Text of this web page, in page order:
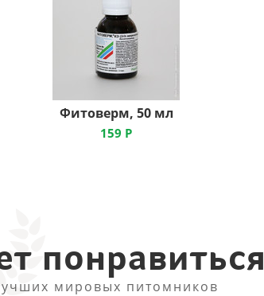
Фитоверм, 50 мл
159 Р
понравиться
мировых питомников